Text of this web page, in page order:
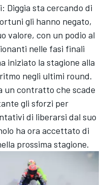
Diggia sta cercando di
gli hanno negato,
valore, con un podio al
nelle fasi finali
iniziato la stagione alla
negli ultimi round.
un contratto che scade
gli sforzi per
di liberarsi dal suo
ha ora accettato di
prossima stagione.